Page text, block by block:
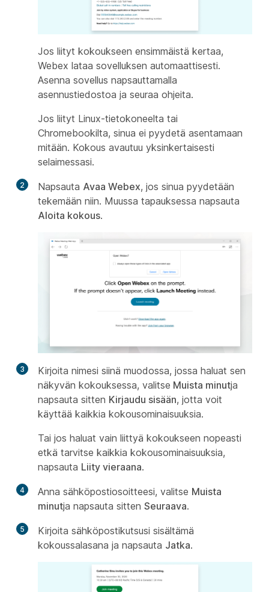
Jos liityt kokoukseen ensimmäistä kertaa,
Webex lataa sovelluksen automaattisesti.
Asenna sovellus napsauttamalla
asennustiedostoa ja seuraa ohjeita.
Jos liityt Linux-tietokoneelta tai
Chromebookilta, sinua ei pyydetä asentamaan
mitään. Kokous avautuu yksinkertaisesti
selaimessasi.
2 Napsauta Avaa Webex, jos sinua pyydetään
tekemään niin. Muussa tapauksessa napsauta
Aloita kokous.
3
Kirjoita nimesi siinä muodossa, jossa haluat sen
näkyvän kokouksessa, valitse Muista minutja
napsauta sitten Kirjaudu sisään, jotta voit
käyttää kaikkia kokousominaisuuksia.
Tai jos haluat vain liittyä kokoukseen nopeasti
etkä tarvitse kaikkia kokousominaisuuksia,
napsauta Liity vieraana.
4 Anna sähköpostiosoitteesi, valitse Muista
minutja napsauta sitten Seuraava.
5
Kirjoita sähköpostikutsusi sisältämä
kokoussalasana ja napsauta Jatka.